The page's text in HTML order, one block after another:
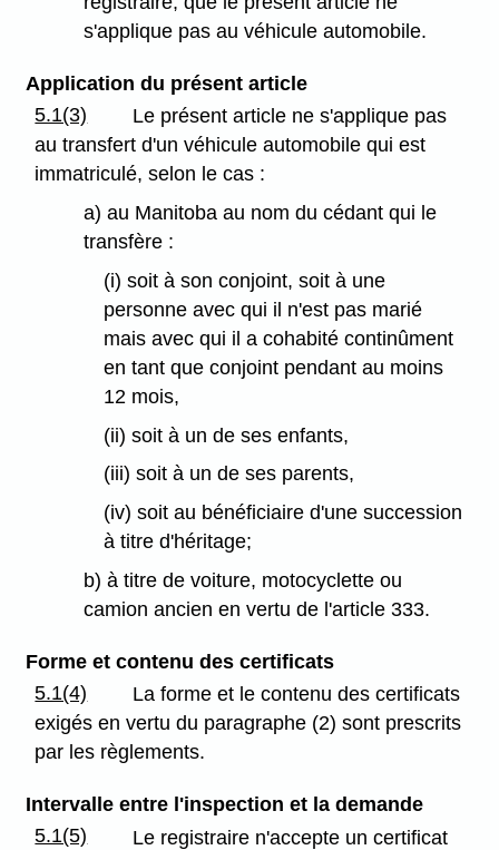
s'applique pas au véhicule automobile.
Application du présent article
5.1(3)
Le présent article ne s'applique pas
au transfert d'un véhicule automobile qui est
immatriculé, selon le cas :
a) au Manitoba au nom du cédant qui le
transfère :
(i) soit à son conjoint, soit à une
personne avec qui il n'est pas marié
mais avec qui il a cohabité continûment
en tant que conjoint pendant au moins
12 mois,
(ii) soit à un de ses enfants,
(iii) soit à un de ses parents,
(iv) soit au bénéficiaire d'une succession
à titre d'héritage;
b) à titre de voiture, motocyclette ou
camion ancien en vertu de l'article 333.
Forme et contenu des certificats
5.1(4)
La forme et le contenu des certificats
exigés en vertu du paragraphe (2) sont prescrits
par les règlements.
Intervalle entre l'inspection et la demande
5.1(5)
Le registraire n'accepte un certificat